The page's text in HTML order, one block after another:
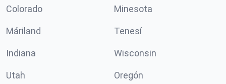
Colorado Minesota
Máriland Tenesí
Indiana Wisconsin
Utah Oregón